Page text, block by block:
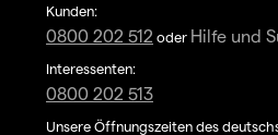
Kunden:
0800 202 512 oder Hilfe und
Interessenten:
0800 202 513
Unsere Öffnungszeiten des